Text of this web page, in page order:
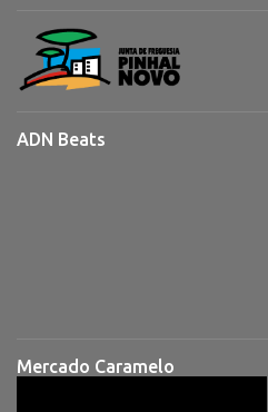
ADN Beats
Mercado Caramelo